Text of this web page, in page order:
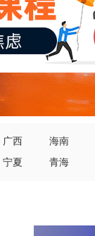
广西 海南
宁夏 青海